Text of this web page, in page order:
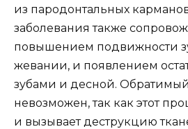
из пародонтальных
заболевания также
повышением подвижности
жевании, и появлением
зубами и десной.
невозможен, так как этот
и вызывает деструкцию